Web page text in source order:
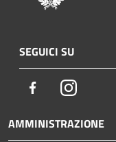
SEGUICI SU
FacebookInstagram
AMMINISTRAZIONE